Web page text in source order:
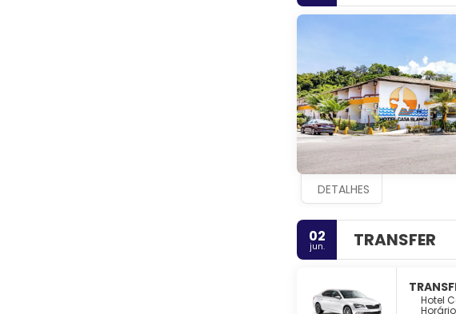
DETALHES
02
jun. TRANSFER
Hotel